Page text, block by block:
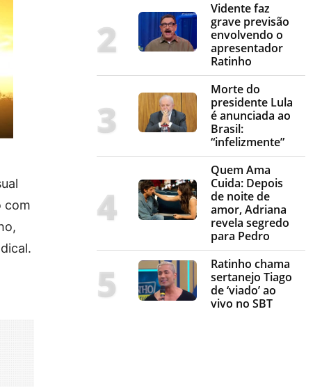
com
Vidente faz
grave previsão
envolvendo o
apresentador
Ratinho
Morte do
presidente Lula
é anunciada ao
Brasil:
“infelizmente”
Quem Ama
Cuida: Depois
de noite de
amor, Adriana
revela segredo
para Pedro
Ratinho chama
sertanejo Tiago
de ‘viado’ ao
vivo no SBT